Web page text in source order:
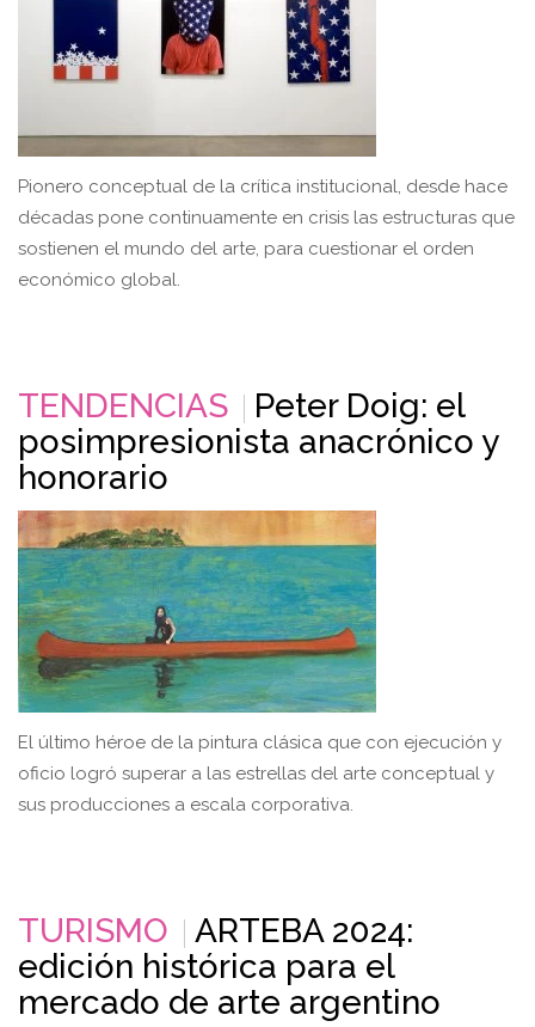
Pionero conceptual de la crítica institucional, desde hace
décadas pone continuamente en crisis las estructuras que
sostienen el mundo del arte, para cuestionar el orden
económico global.
TENDENCIAS
Peter Doig: el
posimpresionista anacrónico y
honorario
El último héroe de la pintura clásica que con ejecución y
oficio logró superar a las estrellas del arte conceptual y
sus producciones a escala corporativa.
TURISMO
ARTEBA 2024:
edición histórica para el
mercado de arte argentino